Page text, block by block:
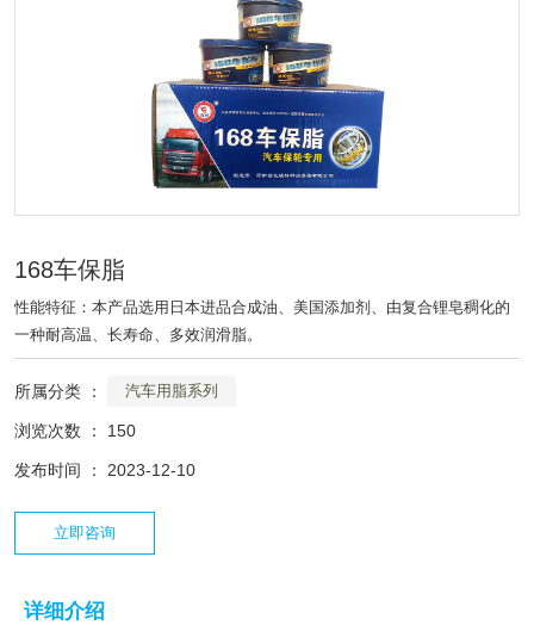
168车保脂
性能特征：本产品选用日本进品合成油、美国添加剂、由复合锂皂稠化的
一种耐高温、长寿命、多效润滑脂。
所属分类 ： 汽车用脂系列
浏览次数 ： 150
发布时间 ： 2023-12-10
立即咨询
详细介绍